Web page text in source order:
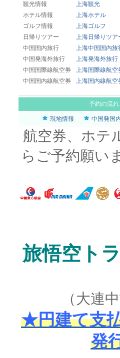
観光情報 上海観光
ホテル情報
上海ホテル
ゴルフ情報
上海ゴルフ
日帰りツアー
上海日帰りツア
中国国内旅行
上海中国国内旅
中国発海外旅行
上海発海外旅行
中国国際線航空券
上海国際線航空
中国国内線航空券
上海国内線航空
予約の流れ
現地情報 中国発国
航空券、ホテ
らご予約願い
旅悟空ト
（大連
★円建て支
発